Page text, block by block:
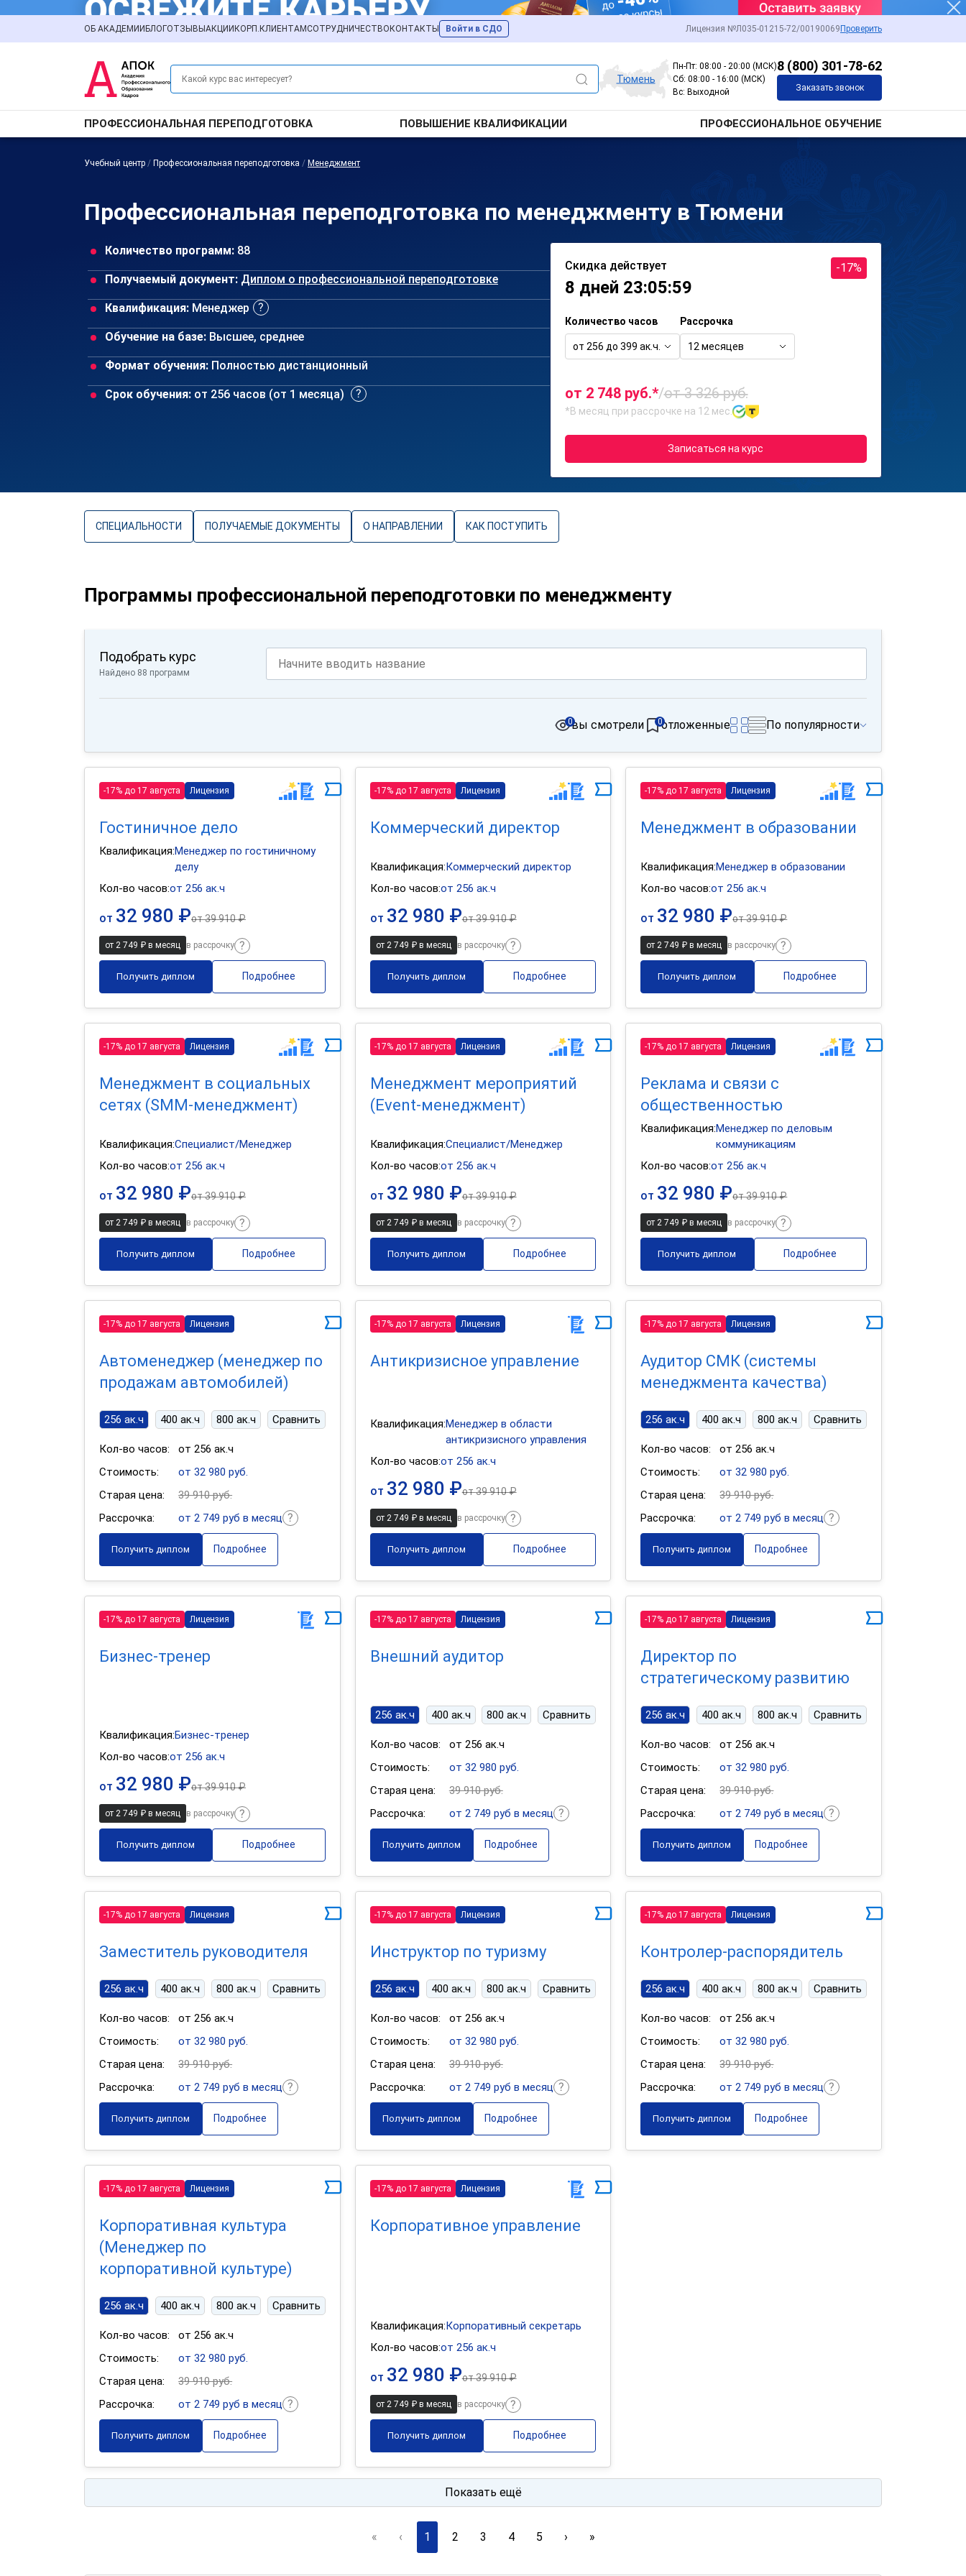
ОБ АКАДЕМИИ БЛОГОТЗЫВЫ АКЦИИ КОРП.КЛИЕНТАМСОТРУДНИЧЕСТВО КОНТАКТЫ Войти в СДО Лицензия №Л035-01215-72/00190069 Проверить
Тюмень
Пн-Пт: 08:00 - 20:00 (МСК)
Сб: 08:00 - 16:00 (МСК)
Вс: Выходной
8 (800) 301-78-62
Заказать звонок
ПРОФЕССИОНАЛЬНАЯ ПЕРЕПОДГОТОВКА ПОВЫШЕНИЕ КВАЛИФИКАЦИИ ПРОФЕССИОНАЛЬНОЕ ОБУЧЕНИЕ
Учебный центр / Профессиональная переподготовка / Менеджмент
Профессиональная переподготовка по менеджменту в Тюмени
Количество программ: 88
Получаемый документ: Диплом о профессиональной переподготовке
Квалификация: Менеджер
Обучение на базе: Высшее, среднее
Формат обучения: Полностью дистанционный
Срок обучения: от 256 часов (от 1 месяца)
Скидка действует
8 дней 23:05:59
-17%
Количество часов
от 256 до 399 ак.ч.
Рассрочка
12 месяцев
от 2 748 руб.*/от 3 326 руб.
*В месяц при рассрочке на 12 мес.
Записаться на курс
СПЕЦИАЛЬНОСТИ ПОЛУЧАЕМЫЕ ДОКУМЕНТЫ О НАПРАВЛЕНИИ КАК ПОСТУПИТЬ
Программы профессиональной переподготовки по менеджменту
Подобрать курс
Найдено 88 программ
вы смотрели
0 отложенные
0 По популярности
-17% до 17 августа Лицензия
Гостиничное дело
Квалификация:Менеджер по гостиничному
делу
Кол-во часов:от 256 ак.ч
от 32 980 ₽от39 910 ₽
от 2 749 ₽ в месяц в рассрочку
Получить диплом Подробнее
-17% до 17 августа Лицензия
Коммерческий директор
Квалификация:Коммерческий директор
Кол-во часов:от 256 ак.ч
от 32 980 ₽от39 910 ₽
от 2 749 ₽ в месяц в рассрочку
Получить диплом Подробнее
-17% до 17 августа Лицензия
Менеджмент в образовании
Квалификация:Менеджер в образовании
Кол-во часов:от 256 ак.ч
от 32 980 ₽от39 910 ₽
от 2 749 ₽ в месяц в рассрочку
Получить диплом Подробнее
-17% до 17 августа Лицензия
Менеджмент в социальных
сетях (SMM-менеджмент)
Квалификация:Специалист/Менеджер
Кол-во часов:от 256 ак.ч
от 32 980 ₽от39 910 ₽
от 2 749 ₽ в месяц в рассрочку
Получить диплом Подробнее
-17% до 17 августа Лицензия
Менеджмент мероприятий
(Event-менеджмент)
Квалификация:Специалист/Менеджер
Кол-во часов:от 256 ак.ч
от 32 980 ₽от39 910 ₽
от 2 749 ₽ в месяц в рассрочку
Получить диплом Подробнее
-17% до 17 августа Лицензия
Реклама и связи с
общественностью
Квалификация:Менеджер по деловым
коммуникациям
Кол-во часов:от 256 ак.ч
от 32 980 ₽от39 910 ₽
от 2 749 ₽ в месяц в рассрочку
Получить диплом Подробнее
-17% до 17 августа Лицензия
Автоменеджер (менеджер по
продажам автомобилей)
256 ак.ч 400 ак.ч 800 ак.ч Сравнить
Кол-во часов:
от 256 ак.ч
Стоимость:
от 32 980 руб.
Старая цена:
39 910 руб.
Рассрочка:
от 2 749 руб в месяц
Получить диплом Подробнее
-17% до 17 августа Лицензия
Антикризисное управление
Квалификация:Менеджер в области
антикризисного управления
Кол-во часов:от 256 ак.ч
от 32 980 ₽от39 910 ₽
от 2 749 ₽ в месяц в рассрочку
Получить диплом Подробнее
-17% до 17 августа Лицензия
Аудитор СМК (системы
менеджмента качества)
256 ак.ч 400 ак.ч 800 ак.ч Сравнить
Кол-во часов:
от 256 ак.ч
Стоимость:
от 32 980 руб.
Старая цена:
39 910 руб.
Рассрочка:
от 2 749 руб в месяц
Получить диплом Подробнее
-17% до 17 августа Лицензия
Бизнес-тренер
Квалификация:Бизнес-тренер
Кол-во часов:от 256 ак.ч
от 32 980 ₽от39 910 ₽
от 2 749 ₽ в месяц в рассрочку
Получить диплом Подробнее
-17% до 17 августа Лицензия
Внешний аудитор
256 ак.ч 400 ак.ч 800 ак.ч Сравнить
Кол-во часов:
от 256 ак.ч
Стоимость:
от 32 980 руб.
Старая цена:
39 910 руб.
Рассрочка:
от 2 749 руб в месяц
Получить диплом Подробнее
-17% до 17 августа Лицензия
Директор по
стратегическому развитию
256 ак.ч 400 ак.ч 800 ак.ч Сравнить
Кол-во часов:
от 256 ак.ч
Стоимость:
от 32 980 руб.
Старая цена:
39 910 руб.
Рассрочка:
от 2 749 руб в месяц
Получить диплом Подробнее
-17% до 17 августа Лицензия
Заместитель руководителя
256 ак.ч 400 ак.ч 800 ак.ч Сравнить
Кол-во часов:
от 256 ак.ч
Стоимость:
от 32 980 руб.
Старая цена:
39 910 руб.
Рассрочка:
от 2 749 руб в месяц
Получить диплом Подробнее
-17% до 17 августа Лицензия
Инструктор по туризму
256 ак.ч 400 ак.ч 800 ак.ч Сравнить
Кол-во часов:
от 256 ак.ч
Стоимость:
от 32 980 руб.
Старая цена:
39 910 руб.
Рассрочка:
от 2 749 руб в месяц
Получить диплом Подробнее
-17% до 17 августа Лицензия
Контролер-распорядитель
256 ак.ч 400 ак.ч 800 ак.ч Сравнить
Кол-во часов:
от 256 ак.ч
Стоимость:
от 32 980 руб.
Старая цена:
39 910 руб.
Рассрочка:
от 2 749 руб в месяц
Получить диплом Подробнее
-17% до 17 августа Лицензия
Корпоративная культура
(Менеджер по
корпоративной культуре)
256 ак.ч 400 ак.ч 800 ак.ч Сравнить
Кол-во часов:
от 256 ак.ч
Стоимость:
от 32 980 руб.
Старая цена:
39 910 руб.
Рассрочка:
от 2 749 руб в месяц
Получить диплом Подробнее
-17% до 17 августа Лицензия
Корпоративное управление
Квалификация:Корпоративный секретарь
Кол-во часов:от 256 ак.ч
от 32 980 ₽от39 910 ₽
от 2 749 ₽ в месяц в рассрочку
Получить диплом Подробнее
Показать ещё
« ‹ 1 2 3 4 5 › »